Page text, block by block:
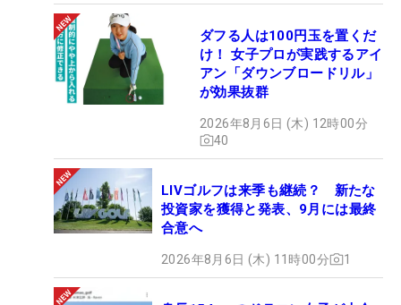
ダフる人は100円玉を置くだ
け！ 女子プロが実践するアイ
アン「ダウンブロードリル」
が効果抜群
2026年8月6日 (木) 12時00分
40
LIVゴルフは来季も継続？ 新たな
投資家を獲得と発表、9月には最終
合意へ
2026年8月6日 (木) 11時00分 1